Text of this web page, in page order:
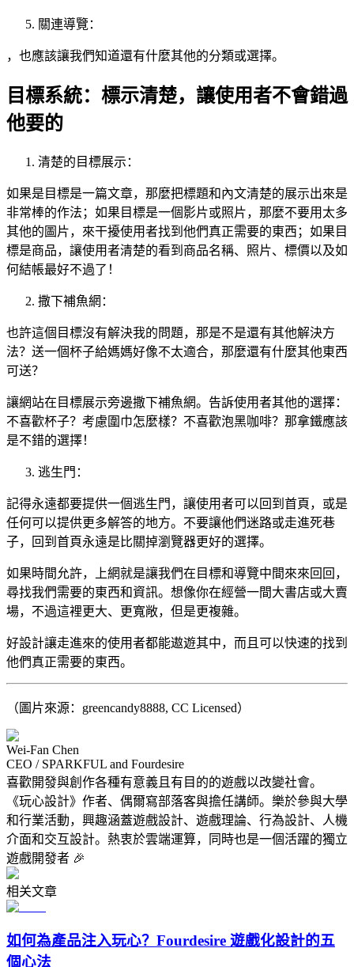
關連導覽：
，也應該讓我們知道還有什麼其他的分類或選擇。
目標系統：標示清楚，讓使用者不會錯過
他要的
清楚的目標展示：
如果是目標是一篇文章，那麼把標題和內文清楚的展示出來是
非常棒的作法；如果目標是一個影片或照片，那麼不要用太多
其他的圖片，來干擾使用者找到他們真正需要的東西；如果目
標是商品，讓使用者清楚的看到商品名稱、照片、標價以及如
何結帳最好不過了！
撒下補魚網：
也許這個目標沒有解決我的問題，那是不是還有其他解決方
法？送一個杯子給媽媽好像不太適合，那麼還有什麼其他東西
可送？
讓網站在目標展示旁邊撒下補魚網。告訴使用者其他的選擇：
不喜歡杯子？考慮圍巾怎麼樣？不喜歡泡黑咖啡？那拿鐵應該
是不錯的選擇！
逃生門：
記得永遠都要提供一個逃生門，讓使用者可以回到首頁，或是
任何可以提供更多解答的地方。不要讓他們迷路或走進死巷
子，回到首頁永遠是比關掉瀏覽器更好的選擇。
如果時間允許，上網就是讓我們在目標和導覽中間來來回回，
尋找我們需要的東西和資訊。想像你在經營一間大書店或大賣
場，不過這裡更大、更寬敞，但是更複雜。
好設計讓走進來的使用者都能遨遊其中，而且可以快速的找到
他們真正需要的東西。
（圖片來源：greencandy8888, CC Licensed）
Wei-Fan Chen
CEO / SPARKFUL and Fourdesire
喜歡開發與創作各種有意義且有目的的遊戲以改變社會。
《玩心設計》作者、偶爾寫部落客與擔任講師。樂於參與大學
和行業活動，興趣涵蓋遊戲設計、遊戲理論、行為設計、人機
介面和交互設計。熱衷於雲端運算，同時也是一個活躍的獨立
遊戲開發者 🎉
相关文章
如何為產品注入玩心？Fourdesire 遊戲化設計的五
個心法